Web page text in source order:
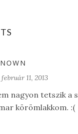
11, 2013
nagyon tetszik a
körömlakkom. :(